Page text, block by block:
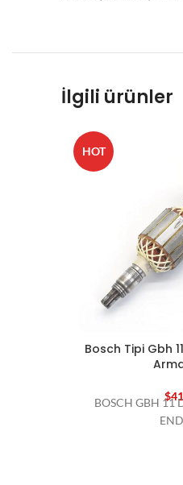
İlgili ürünler
HOT
Bosch Tipi Gbh
$
BOSCH GBH 11